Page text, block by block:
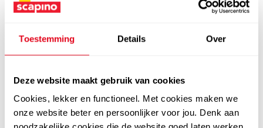
Toestemming Details Over
Deze website maakt gebruik van cookies
Cookies, lekker en functioneel. Met cookies maken we
onze website beter en persoonlijker voor jou. Denk aan